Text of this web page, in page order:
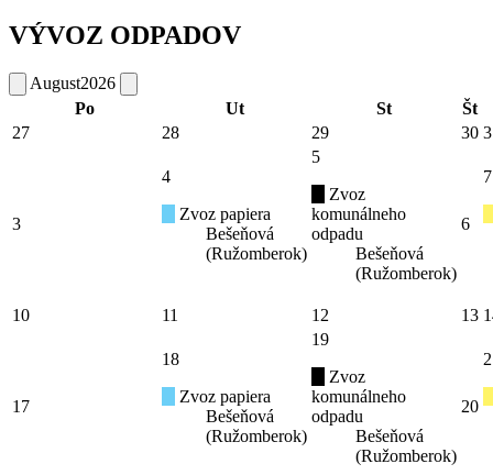
VÝVOZ ODPADOV
August2026
Po
Ut St
Št
27
28 29 30
3
4
Zvoz papiera
Bešeňová
(Ružomberok)
5
Zvoz
komunálneho
odpadu
Bešeňová
(Ružomberok)
6
7
10 11 12 13
17
18
Zvoz papiera
Bešeňová
(Ružomberok)
19
Zvoz
komunálneho
odpadu
Bešeňová
(Ružomberok)
20